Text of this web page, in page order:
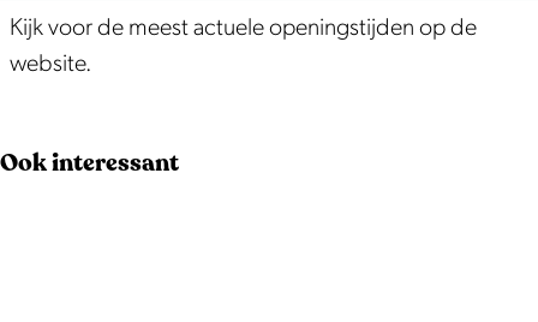
Kijk voor de meest actuele openingstijden op de
website.
Ook interessant